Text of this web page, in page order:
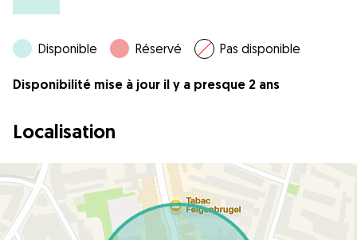
Disponible Réservé Pas disponible
Disponibilité mise à jour il y a presque 2 ans
Localisation